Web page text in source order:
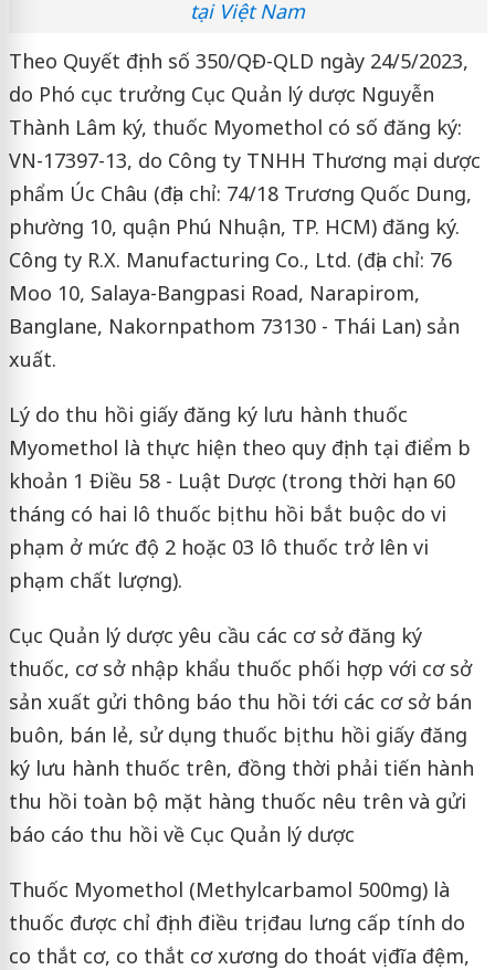
tại Việt Nam
Theo Quyết định số 350/QĐ-QLD ngày 24/5/2023,
do Phó cục trưởng Cục Quản lý dược Nguyễn
Thành Lâm ký, thuốc Myomethol có số đăng ký:
VN-17397-13, do Công ty TNHH Thương mại dược
phẩm Úc Châu (địa chỉ: 74/18 Trương Quốc Dung,
phường 10, quận Phú Nhuận, TP. HCM) đăng ký.
Công ty R.X. Manufacturing Co., Ltd. (địa chỉ: 76
Moo 10, Salaya-Bangpasi Road, Narapirom,
Banglane, Nakornpathom 73130 - Thái Lan) sản
xuất.
Lý do thu hồi giấy đăng ký lưu hành thuốc
Myomethol là thực hiện theo quy định tại điểm b
khoản 1 Điều 58 - Luật Dược (trong thời hạn 60
tháng có hai lô thuốc bị thu hồi bắt buộc do vi
phạm ở mức độ 2 hoặc 03 lô thuốc trở lên vi
phạm chất lượng).
Cục Quản lý dược yêu cầu các cơ sở đăng ký
thuốc, cơ sở nhập khẩu thuốc phối hợp với cơ sở
sản xuất gửi thông báo thu hồi tới các cơ sở bán
buôn, bán lẻ, sử dụng thuốc bị thu hồi giấy đăng
ký lưu hành thuốc trên, đồng thời phải tiến hành
thu hồi toàn bộ mặt hàng thuốc nêu trên và gửi
báo cáo thu hồi về Cục Quản lý dược
Thuốc Myomethol (Methylcarbamol 500mg) là
thuốc được chỉ định điều trị đau lưng cấp tính do
co thắt cơ, co thắt cơ xương do thoát vị đĩa đệm,